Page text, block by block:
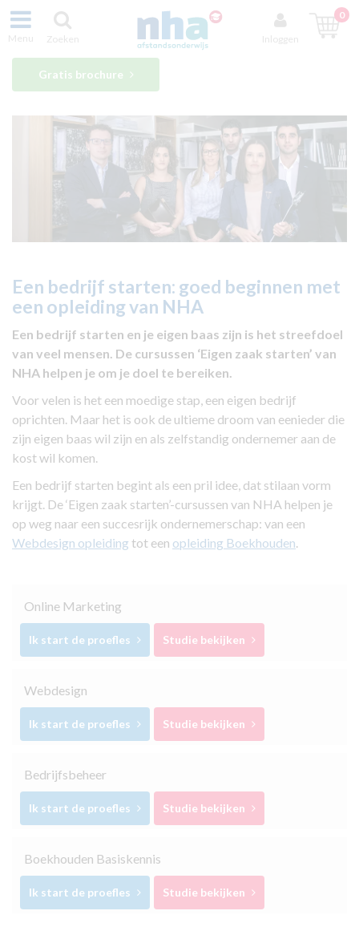
Menu Zoeken Inloggen
0
Gratis brochure
Een bedrijf starten: goed beginnen met
een opleiding van NHA
Een bedrijf starten en je eigen baas zijn is het streefdoel
van veel mensen. De cursussen ‘Eigen zaak starten’ van
NHA helpen je om je doel te bereiken.
Voor velen is het een moedige stap, een eigen bedrijf
oprichten. Maar het is ook de ultieme droom van eenieder die
zijn eigen baas wil zijn en als zelfstandig ondernemer aan de
kost wil komen.
Een bedrijf starten begint als een pril idee, dat stilaan vorm
krijgt. De ‘Eigen zaak starten’-cursussen van NHA helpen je
op weg naar een succesrijk ondernemerschap: van een
Webdesign opleiding tot een opleiding Boekhouden.
Online Marketing
Ik start de proefles Studie bekijken
Webdesign
Ik start de proefles Studie bekijken
Bedrijfsbeheer
Ik start de proefles Studie bekijken
Boekhouden Basiskennis
Ik start de proefles Studie bekijken